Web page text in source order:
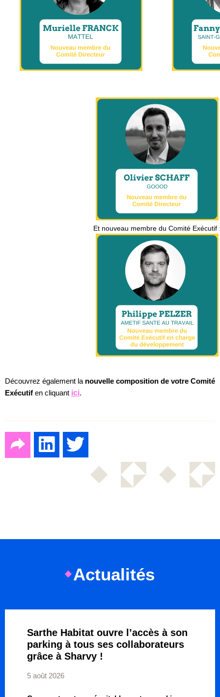
Et nouveau membre du Comité Exécutif
Découvrez également la nouvelle composition de votre Comité
Exécutif en cliquant ici.
Actualités
Sarthe Habitat ouvre l’accès à son
parking à tous ses collaborateurs
grâce à Sharvy !
5 août 2026